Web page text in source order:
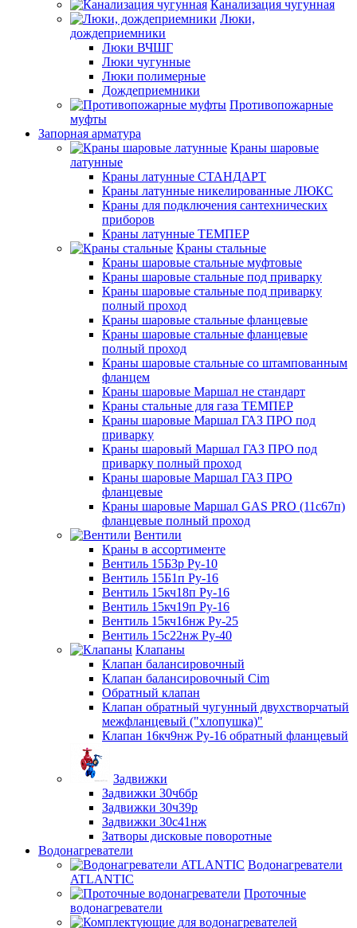
Канализация чугунная
Люки,
дождеприемники
Люки ВЧШГ
Люки чугунные
Люки полимерные
Дождеприемники
Противопожарные
муфты
Запорная арматура
Краны шаровые
латунные
Краны латунные СТАНДАРТ
Краны латунные никелированные ЛЮКС
Краны для подключения сантехнических
приборов
Краны латунные ТЕМПЕР
Краны стальные
Краны шаровые стальные муфтовые
Краны шаровые стальные под приварку
Краны шаровые стальные под приварку
полный проход
Краны шаровые стальные фланцевые
Краны шаровые стальные фланцевые
полный проход
Краны шаровые стальные со штампованным
фланцем
Краны шаровые Маршал не стандарт
Краны стальные для газа ТЕМПЕР
Краны шаровые Маршал ГАЗ ПРО под
приварку
Краны шаровый Маршал ГАЗ ПРО под
приварку полный проход
Краны шаровые Маршал ГАЗ ПРО
фланцевые
Краны шаровые Маршал GAS PRO (11с67п)
фланцевые полный проход
Вентили
Краны в ассортименте
Вентиль 15Б3р Ру-10
Вентиль 15Б1п Ру-16
Вентиль 15кч18п Ру-16
Вентиль 15кч19п Ру-16
Вентиль 15кч16нж Ру-25
Вентиль 15с22нж Ру-40
Клапаны
Клапан балансировочный
Клапан балансировочный Cim
Обратный клапан
Клапан обратный чугунный двухстворчатый
межфланцевый ("хлопушка)"
Клапан 16кч9нж Ру-16 обратный фланцевый
Задвижки
Задвижки 30ч6бр
Задвижки 30ч39р
Задвижки 30с41нж
Затворы дисковые поворотные
Водонагреватели
Водонагреватели
ATLANTIC
Проточные
водонагреватели